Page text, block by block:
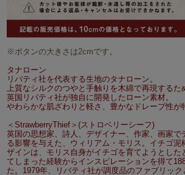
※ボタンの大きさは2cmです。
タナローン
リバティ社を代表する生地のタナローン。
上質なシルクのつやと手触りを木綿で再現するた
英国リバティ社が独自に開発したローン素材。
やわらかな肌ざわりと軽さ、豊かなドレープ性が
＜StrawberryThief＞(ストロベリーシーフ)
英国の思想家、詩人、デザイナー、作家、画家で
る影響を与えた、ウィリアム・モリス。イチゴ泥
ザインは、モリス自身がイチゴを育てようとした
てしまった経験からインスピレーションを得て
た。1979年、リバティ社が調度品のファブリッ